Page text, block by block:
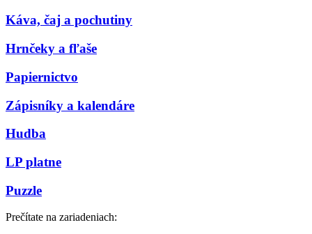
Káva, čaj a pochutiny
Hrnčeky a fľaše
Papiernictvo
Zápisníky a kalendáre
Hudba
LP platne
Puzzle
Prečítate na zariadeniach: